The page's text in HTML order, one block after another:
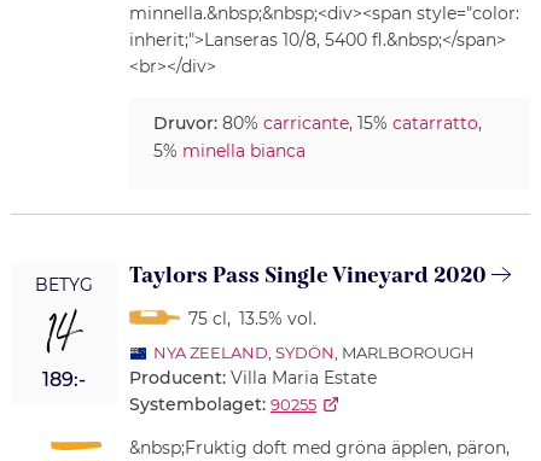
minnella.&nbsp;&nbsp;<div><span style="color:
inherit;">Lanseras 10/8, 5400 fl.&nbsp;</span>
<br></div>
Druvor:80% carricante, 15% catarratto,
5% minella bianca
BETYG
14
189:-
Taylors Pass Single Vineyard 2020
75 cl, 13.5% vol.
NYA ZEELAND SYDÖN , MARLBOROUGH
Producent: Villa Maria Estate
Systembolaget: 90255
&nbsp;Fruktig doft med gröna äpplen, päron,